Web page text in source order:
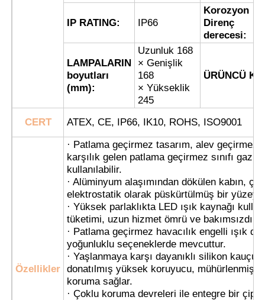
patlamaya dayanıklı fan
Patlamaya Dayanıklı Kutu
patlamaya dayanıklı anahtar
Patlama geçirmez kablo bezleri
patlamaya dayanıklı fiş ve priz
IP RATING: IP66
Korozyon
Direnç
derecesi:
LAMPALARIN
boyutları
(mm):
Uzunluk 168
× Genişlik
168
× Yükseklik
245
ÜRÜNCÜ
CERT ATEX, CE, IP66, IK10, ROHS, ISO9001
Özellikler
· Patlama geçirmez tasarım, alev geçirmez
karşılık gelen patlama geçirmez sınıfı gaz
kullanılabilir.
· Alüminyum alaşımından dökülen kabın,
elektrostatik olarak püskürtülmüş bir
· Yüksek parlaklıkta LED ışık kaynağı
tüketimi, uzun hizmet ömrü ve bakımsızdır.
· Patlama geçirmez havacılık engelli ışık
yoğunluklu seçeneklerde mevcuttur.
· Yaşlanmaya karşı dayanıklı silikon
donatılmış yüksek koruyucu, mühürlenmiş
koruma sağlar.
· Çoklu koruma devreleri ile entegre bir